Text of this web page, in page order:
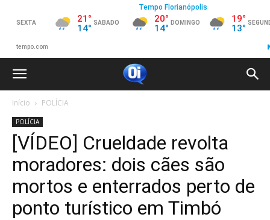
Início POLÍCIA
POLÍCIA
[VÍDEO] Crueldade revolta
moradores: dois cães são
mortos e enterrados perto de
ponto turístico em Timbó